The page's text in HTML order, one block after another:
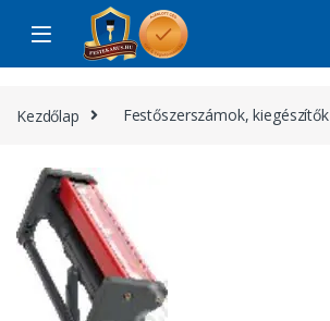
Skip to navigation
Skip to content
Kezdőlap Festőszerszámok, kiegészítők